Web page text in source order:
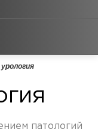
патологий